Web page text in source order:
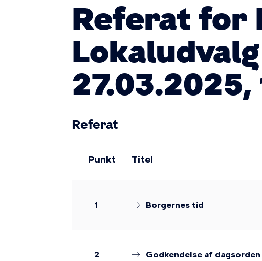
Referat for
27.03.2025,
Referat
Punkt Titel
1 Borgernes tid
2 Godkendelse af